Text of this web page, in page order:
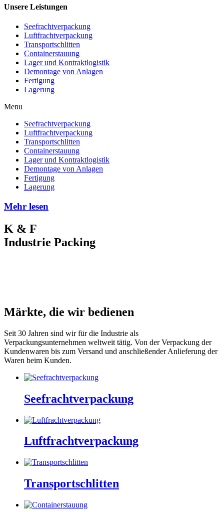
Unsere Leistungen
Seefrachtverpackung
Luftfrachtverpackung
Transportschlitten
Containerstauung
Lager und Kontraktlogistik
Demontage von Anlagen
Fertigung
Lagerung
Menu
Seefrachtverpackung
Luftfrachtverpackung
Transportschlitten
Containerstauung
Lager und Kontraktlogistik
Demontage von Anlagen
Fertigung
Lagerung
Mehr lesen
K & F
Industrie Packing
Märkte, die wir bedienen
Seit 30 Jahren sind wir für die Industrie als
Verpackungsunternehmen weltweit tätig. Von der Verpackung der
Kundenwaren bis zum Versand und anschließender Anlieferung der
Waren beim Kunden.
Seefrachtverpackung
Luftfrachtverpackung
Transportschlitten